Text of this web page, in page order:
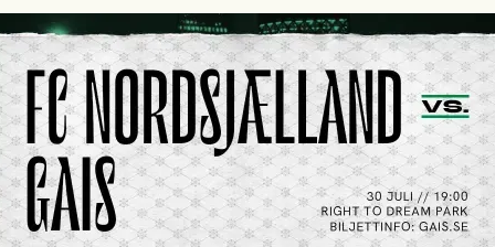
tennissiffror och det grönsvarta europaäventyret tog slut.